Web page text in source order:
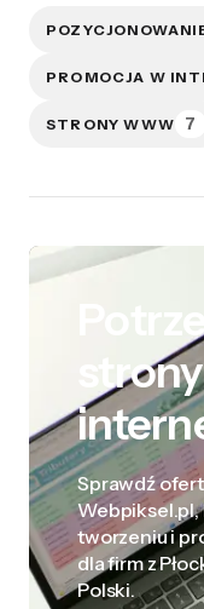
PROMOCJA W
STRONY WWW 7
strony
Sprawdź
Webpiksel.pl,
tworzeniu i
dla firm z
Polski.